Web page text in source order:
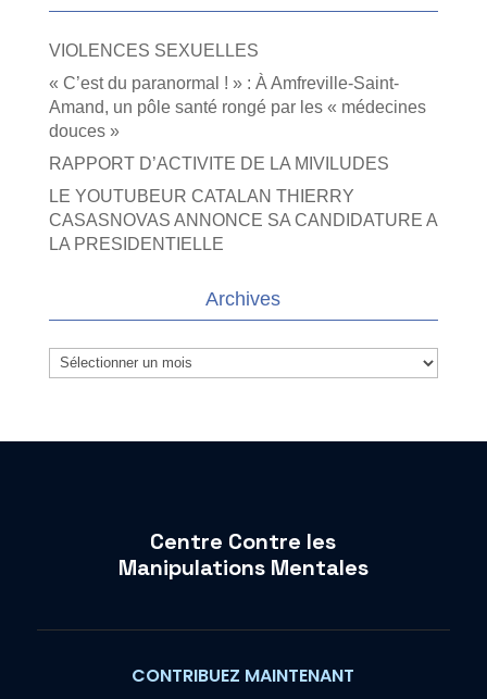
VIOLENCES SEXUELLES
« C’est du paranormal ! » : À Amfreville-Saint-
Amand, un pôle santé rongé par les « médecines
douces »
RAPPORT D’ACTIVITE DE LA MIVILUDES
LE YOUTUBEUR CATALAN THIERRY
CASASNOVAS ANNONCE SA CANDIDATURE A
LA PRESIDENTIELLE
Archives
Archives
Centre Contre les
Manipulations Mentales
CONTRIBUEZ MAINTENANT